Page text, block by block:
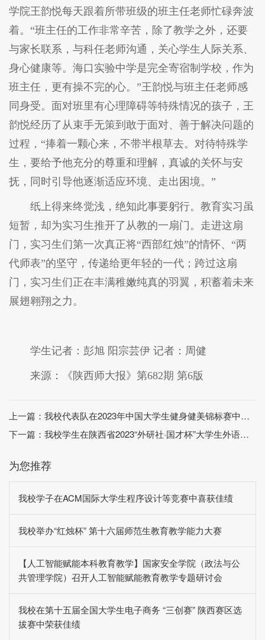
学院王韵悦每天跟着所带班级的班主任老师忙碌奔波
着。“班主任的工作非常辛苦，除了教学之外，还要
与家长联系，与科任老师沟通，关心学生人际关系、
身心健康等。海口实验中学是完全寄宿制学校，作为
班主任，更有操不完的心。”王韵悦与班主任老师感
同身受。面对班里有心理障碍等特殊情况的孩子，王
韵悦经历了从束手无策到敢于面对、善于解决问题的
过程，“捧着一颗心来，不带半根草去。对待特殊学
生，要给予他充分的尊重和理解，真诚的关怀与安
抚，同时引导他逐渐适应环境、走出困境。”
纸上得来终觉浅，绝知此事要躬行。教育实习虽
短暂，却为实习生推开了从教的一扇门。走进这扇
门，实习生们第一次真正将“西部红烛”的情怀、“两
代师表”的坚守，传递给更年轻的一代；跨过这扇
门，实习生们正在丰满稚嫩纯真的羽翼，积蓄着未来
展翅翱翔之力。
学生记者：彭旭 阳宗芸伊 记者：周健
来源：《陕西师大报》第682期 第6版
上一篇： 我校代表队在2023年中国大学生健身健美锦标赛中取得佳绩
下一篇： 我校学生在陕西省2023“外研社·国才杯”大学生外语能力大赛中荣获佳绩
为您推荐
我校学子在ACM国际大学生程序设计等竞赛中喜获佳绩
我校举办“红烛杯” 第十六届师范生教育教学能力大赛
【人工智能赋能本科教育教学】国家安全学院（政法与公
共管理学院）召开人工智能赋能教育教学专题研讨会
我校在第十五届全国大学生电子商务 “三创赛” 陕西赛区选
拔赛中荣获佳绩